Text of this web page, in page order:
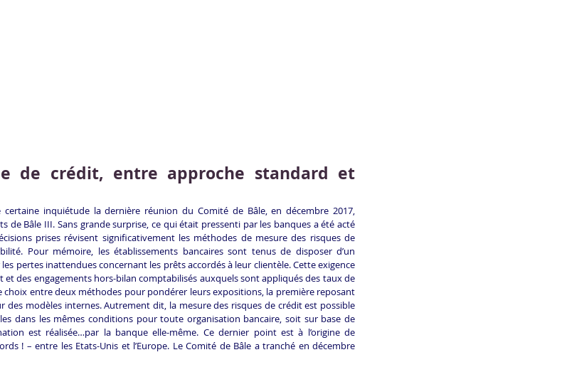
de crédit, entre approche standard et
inquiétude la dernière réunion du Comité de Bâle, en décembre 2017,
de Bâle III. Sans grande surprise, ce qui était pressenti par les banques a été acté
prises révisent significativement les méthodes de mesure des risques de
Pour mémoire, les établissements bancaires sont tenus de disposer d’un
pertes inattendues concernant les prêts accordés à leur clientèle. Cette exigence
et des engagements hors-bilan comptabilisés auxquels sont appliqués des taux de
choix entre deux méthodes pour pondérer leurs expositions, la première reposant
des modèles internes. Autrement dit, la mesure des risques de crédit est possible
dans les mêmes conditions pour toute organisation bancaire, soit sur base de
est réalisée…par la banque elle-même. Ce dernier point est à l’origine de
! – entre les Etats-Unis et l’Europe. Le Comité de Bâle a tranché en décembre